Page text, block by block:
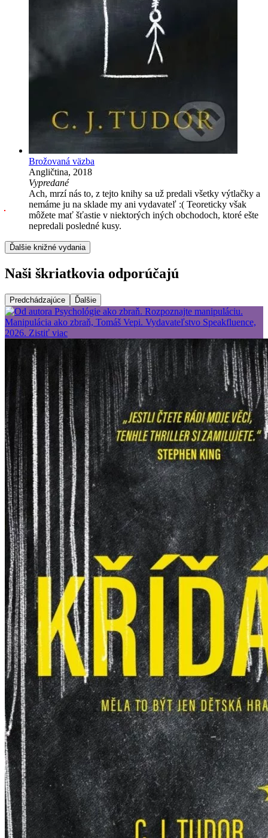
Brožovaná väzba
Angličtina, 2018
Vypredané
Ach, mrzí nás to, z tejto knihy sa už predali všetky výtlačky a
nemáme ju na sklade my ani vydavateľ :( Teoreticky však
môžete mať šťastie v niektorých iných obchodoch, ktoré ešte
nepredali posledné kusy.
Ďalšie knižné vydania
Naši škriatkovia odporúčajú
Predchádzajúce Ďalšie